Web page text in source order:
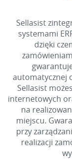
Sellasist
systemami
dzięki
automatycznej
Sellasist
internetowych
na
miejscu.
przy
realizacji